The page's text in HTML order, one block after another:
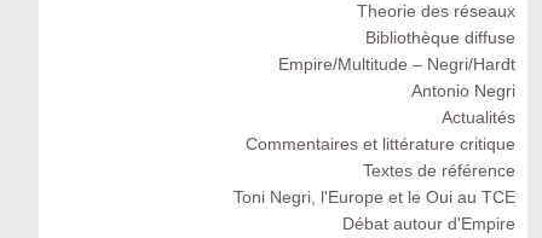
Theorie des réseaux
Bibliothèque diffuse
Empire/Multitude – Negri/Hardt
Antonio Negri
Actualités
Commentaires et littérature critique
Textes de référence
Toni Negri, l'Europe et le Oui au TCE
Débat autour d'Empire